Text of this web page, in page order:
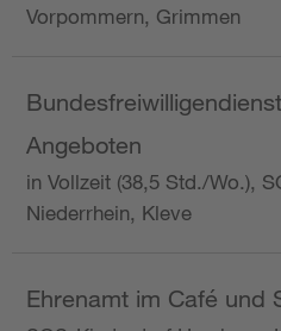
Vorpommern, Grimmen
Angeboten
in Vollzeit (38,5 Std./Wo.),
Niederrhein, Kleve
Ehrenamt im Café und